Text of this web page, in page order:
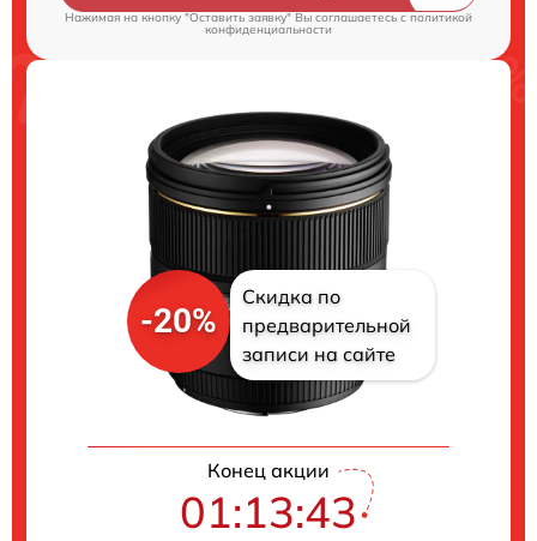
Нажимая на кнопку "Оставить заявку" Вы соглашаетесь c политикой
конфиденциальности
-20%
Скидка по
предварительной
записи на сайте
Конец акции
01:13:42